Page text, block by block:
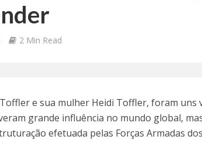
2 Min Read
e sua mulher Heidi Toffler, foram uns
grande influência no mundo global,
efetuada pelas Forças Armadas